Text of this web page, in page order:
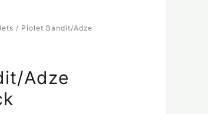
/ Piolet Bandit/Adze
Adze